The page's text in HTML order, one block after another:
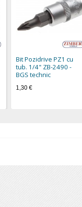
Bit Pozidrive PZ1 cu
tub. 1/4" ZB-2490 -
BGS technic
1,30 €